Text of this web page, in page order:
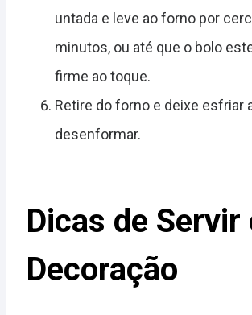
untada e leve ao forno por
minutos, ou até que o bolo
firme ao toque.
Retire do forno e deixe esfriar
desenformar.
Dicas de Servir
Decoração